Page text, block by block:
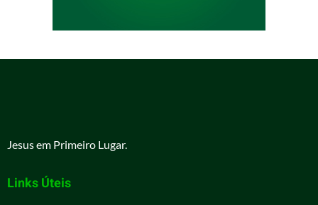
Jesus em Primeiro Lugar.
Links Úteis